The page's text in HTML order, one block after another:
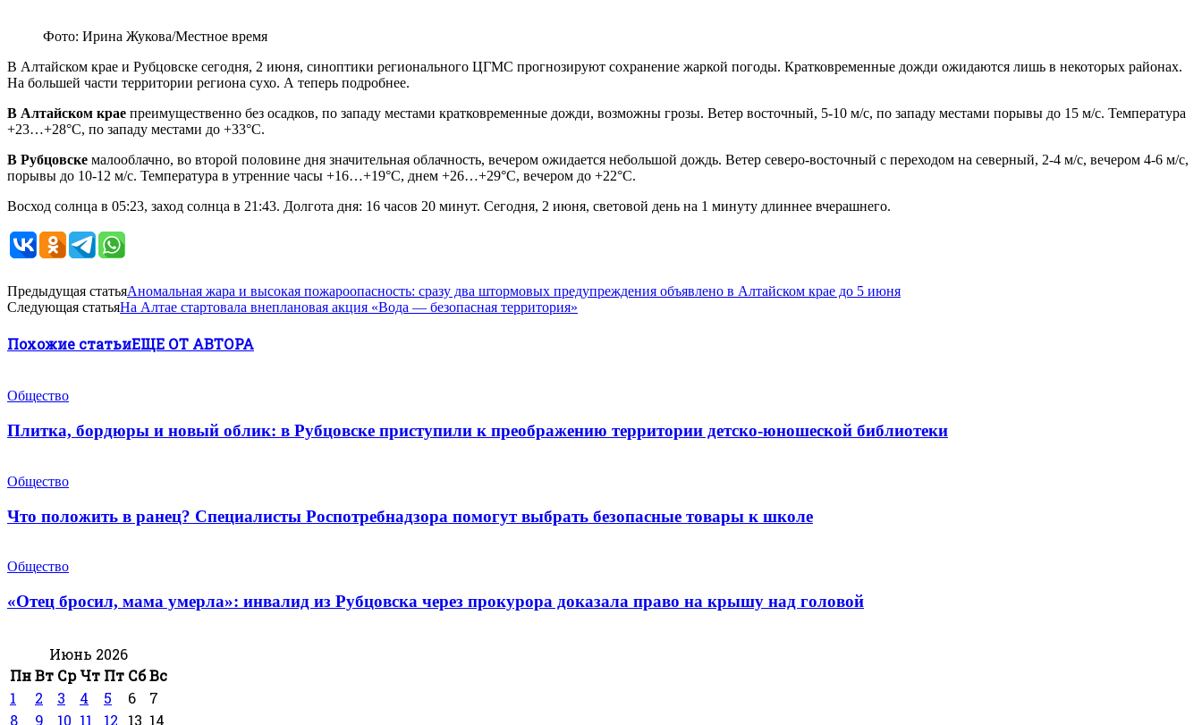
Фото: Ирина Жукова/Местное время
В Алтайском крае и Рубцовске сегодня, 2 июня, синоптики регионального ЦГМС прогнозируют сохранение жаркой погоды. Кратковременные дожди ожидаются лишь в некоторых районах.
На большей части территории региона сухо. А теперь подробнее.
В Алтайском крае преимущественно без осадков, по западу местами кратковременные дожди, возможны грозы. Ветер восточный, 5-10 м/с, по западу местами порывы до 15 м/с. Температура
+23…+28°С, по западу местами до +33°С.
В Рубцовске малооблачно, во второй половине дня значительная облачность, вечером ожидается небольшой дождь. Ветер северо-восточный с переходом на северный, 2-4 м/с, вечером 4-6 м/с,
порывы до 10-12 м/с. Температура в утренние часы +16…+19°С, днем +26…+29°С, вечером до +22°С.
Восход солнца в 05:23, заход солнца в 21:43. Долгота дня: 16 часов 20 минут. Сегодня, 2 июня, световой день на 1 минуту длиннее вчерашнего.
Предыдущая статьяАномальная жара и высокая пожароопасность: сразу два штормовых предупреждения объявлено в Алтайском крае до 5 июня
Следующая статьяНа Алтае стартовала внеплановая акция «Вода — безопасная территория»
Похожие статьиЕЩЕ ОТ АВТОРА
Общество
Плитка, бордюры и новый облик: в Рубцовске приступили к преображению территории детско-юношеской библиотеки
Общество
Что положить в ранец? Специалисты Роспотребнадзора помогут выбрать безопасные товары к школе
Общество
«Отец бросил, мама умерла»: инвалид из Рубцовска через прокурора доказала право на крышу над головой
Июнь 2026
ПнВт Ср Чт Пт СбВс
1
2 3 4 5 6
7
8
9 10 11 12 13 14